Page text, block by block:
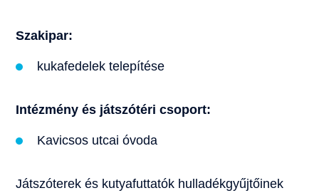
Szakipar:
kukafedelek telepítése
Intézmény és játszótéri csoport:
Kavicsos utcai óvoda
Játszóterek és kutyafuttatók hulladékgyűjtőinek